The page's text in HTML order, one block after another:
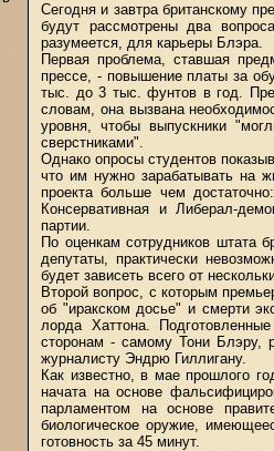
Сегодня и завтра британскому
будут рассмотрены два
разумеется, для карьеры Блэра.
Первая проблема, ставшая
прессе, - повышение платы за
тыс. до 3 тыс. фунтов в год.
словам, она вызвана
уровня, чтобы выпускники
сверстниками".
Однако опросы студентов
что им нужно зарабатывать на
проекта больше чем
Консервативная и Либерал-
партии.
По оценкам сотрудников штата
депутаты, практически
будет зависеть всего от
Второй вопрос, с которым
об "иракском досье" и смерти
лорда Хаттона.
сторонам - самому Тони Блэру,
журналисту Эндрю Гиллигану.
Как известно, в мае прошлого
начата на основе
парламентом на основе
биологическое оружие,
готовность за 45 минут.